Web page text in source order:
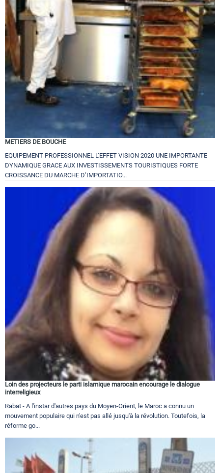
METIERS DE BOUCHE
EQUIPEMENT PROFESSIONNEL L’EFFET VISION 2020 UNE IMPORTANTE
DYNAMIQUE GRACE AUX INVESTISSEMENTS TOURISTIQUES FORTE
CROISSANCE DU MARCHE D’IMPORTATIO...
Loin des projecteurs le parti islamique marocain encourage le dialogue
interreligieux
Rabat - A l'instar d'autres pays du Moyen-Orient, le Maroc a connu un
mouvement populaire qui n'est pas allé jusqu'à la révolution. Toutefois, la
réforme go...